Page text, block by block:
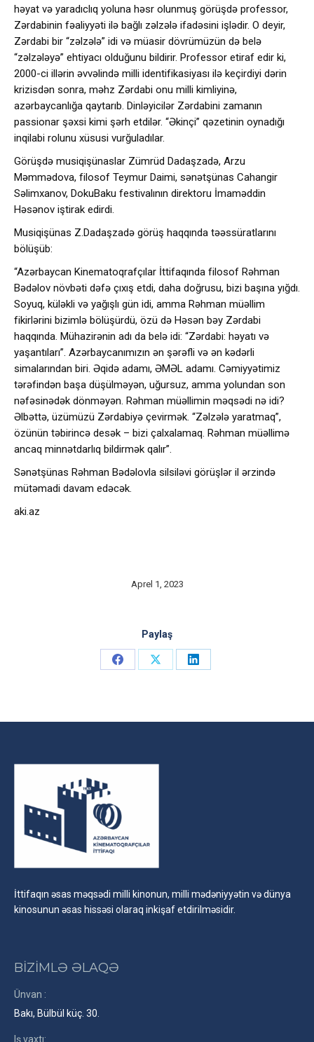
həyat və yaradıclıq yoluna həsr olunmuş görüşdə professor,
Zərdabinin fəaliyyəti ilə bağlı zəlzələ ifadəsini işlədir. O deyir,
Zərdabi bir “zəlzələ” idi və müasir dövrümüzün də belə
“zəlzələyə” ehtiyacı olduğunu bildirir. Professor etiraf edir ki,
2000-ci illərin əvvəlində milli identifikasiyası ilə keçirdiyi dərin
krizisdən sonra, məhz Zərdabi onu milli kimliyinə,
azərbaycanlığa qaytarıb. Dinləyicilər Zərdabini zamanın
passionar şəxsi kimi şərh etdilər. “Əkinçi” qəzetinin oynadığı
inqilabi rolunu xüsusi vurğuladılar.
Görüşdə musiqişünaslar Zümrüd Dadaşzadə, Arzu
Məmmədova, filosof Teymur Daimi, sənətşünas Cahangir
Səlimxanov, DokuBaku festivalının direktoru İmaməddin
Həsənov iştirak edirdi.
Musiqişünas Z.Dadaşzadə görüş haqqında təəssüratlarını
bölüşüb:
“Azərbaycan Kinematoqrafçılar İttifaqında filosof Rəhman
Bədəlov növbəti dəfə çıxış etdi, daha doğrusu, bizi başına yığdı.
Soyuq, küləkli və yağışlı gün idi, amma Rəhman müəllim
fikirlərini bizimlə bölüşürdü, özü də Həsən bəy Zərdabi
haqqında. Mühazirənin adı da belə idi: “Zərdabi: həyatı və
yaşantıları”. Azərbaycanımızın ən şərəfli və ən kədərli
simalarından biri. Əqidə adamı, ƏMƏL adamı. Cəmiyyətimiz
tərəfindən başa düşülməyən, uğursuz, amma yolundan son
nəfəsinədək dönməyən. Rəhman müəllimin məqsədi nə idi?
Əlbəttə, üzümüzü Zərdabiyə çevirmək. “Zəlzələ yaratmaq”,
özünün təbirincə desək – bizi çalxalamaq. Rəhman müəllimə
ancaq minnətdarlıq bildirmək qalır”.
Sənətşünas Rəhman Bədəlovla silsiləvi görüşlər il ərzində
mütəmadi davam edəcək.
aki.az
Aprel 1, 2023
Paylaş
Share
Share
Share
İttifaqın əsas məqsədi milli kinonun, milli mədəniyyətin və dünya
kinosunun əsas hissəsi olaraq inkişaf etdirilməsidir.
BİZİMLƏ ƏLAQƏ
Ünvan :
Bakı, Bülbül küç. 30.
Iş vaxtı: